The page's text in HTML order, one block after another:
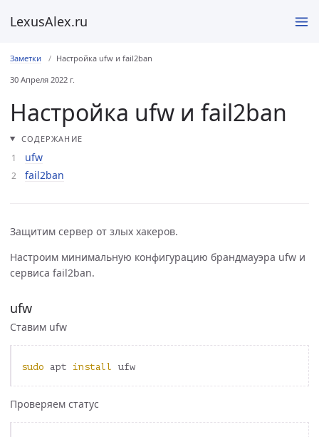
LexusAlex.ru
Заметки
Настройка ufw и fail2ban
30 Апреля 2022 г.
Настройка ufw и fail2ban
СОДЕРЖАНИЕ
ufw
fail2ban
Защитим сервер от злых хакеров.
Настроим минимальную конфигурацию брандмауэра ufw и
сервиса fail2ban.
ufw
Ставим ufw
sudo apt install
Проверяем статус